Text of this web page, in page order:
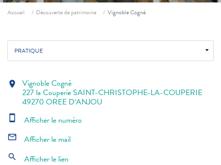
Fil d'ariane
Accueil Découverte de patrimoine Vignoble Cogné
PRATIQUE
location_on Vignoble Cogné
227 la Couperie SAINT-CHRISTOPHE-LA-COUPERIE
49270 OREE D‘ANJOU
smartphone Afficher le numéro
mail_outline Afficher le mail
search Afficher le lien